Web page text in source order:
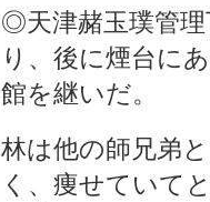
◎天津赭玉璞管
り、後に煙台に
館を継いだ。
林は他の師兄弟
く、痩せていて